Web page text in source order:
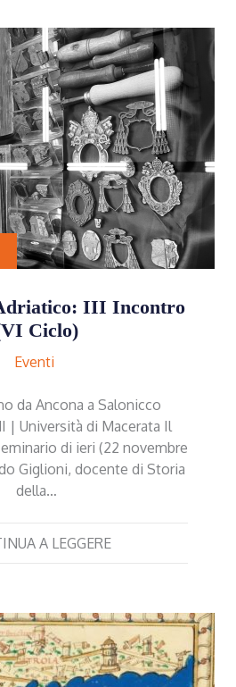
III Incontro
Ciclo)
Eventi
da Ancona a Salonicco
| Università di Macerata Il
di ieri (22 novembre
Giglioni, docente di Storia
della…
A LEGGERE